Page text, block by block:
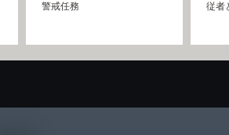
警戒任務
従者